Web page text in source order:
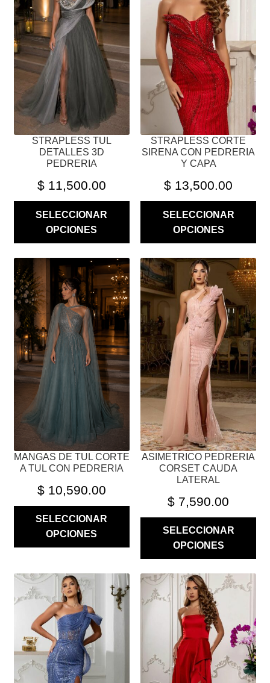
STRAPLESS TUL
DETALLES 3D
PEDRERIA
$11,500.00
SELECCIONAR
OPCIONES
VARIANTES.
LAS
OPCIONES
SE
PUEDEN
ELEGIR
EN
LA
PÁGINA
PRODUCTO
STRAPLESS CORTE
SIRENA CON PEDRERIA
Y CAPA
$ 13,500.00
SELECCIONAR
OPCIONES
VARIANTES.
LAS
OPCIONES
PUEDEN
ELEGIR
EN
LA
DE
PRODUCTO
MANGAS DE TUL CORTE
A TUL CON PEDRERIA
$10,590.00
SELECCIONAR
OPCIONES
ESTE
PRODUCTO
TIENE
MÚLTIPLES
VARIANTES.
LAS
OPCIONES
SE
PUEDEN
ELEGIR
EN
PÁGINA
DE
ASIMETRICO PEDRERIA
CORSET CAUDA
LATERAL
$ 7,590.00
SELECCIONAR
OPCIONES
ESTE
PRODUCTO
TIENE
MÚLTIPLES
VARIANTES.
LAS
OPCIONES
SE
PUEDEN
ELEGIR
LA
PÁGINA
DE
PRODUCTO
ESTE
PRODUCTO
MÚLTIPLES
VARIANTES.
LAS
OPCIONES
ESTE
PRODUCTO
MÚLTIPLES
VARIANTES.
LAS
OPCIONES